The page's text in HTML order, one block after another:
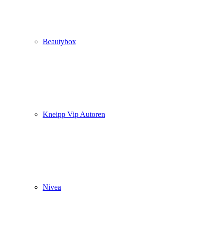
Beautybox
Kneipp Vip Autoren
Nivea